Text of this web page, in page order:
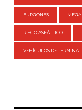
FURGONES
RIEGO ASFÁLTICO
VEHÍCULOS DE